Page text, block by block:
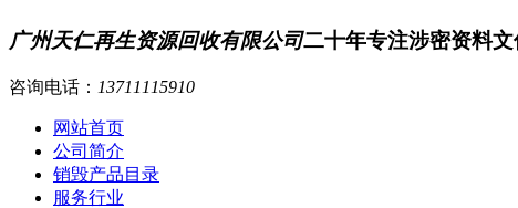
广州天仁再生资源回收有限公司二十年专注涉密资料
咨询电话： 13711115910
网站首页
公司简介
销毁产品目录
服务行业